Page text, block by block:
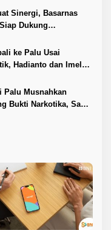
Sinergi, Basarnas
Dukung
Kota Palu
ke Palu Usai
Hadianto dan Imelda
Palu Musnahkan
Bukti Narkotika, Sabu